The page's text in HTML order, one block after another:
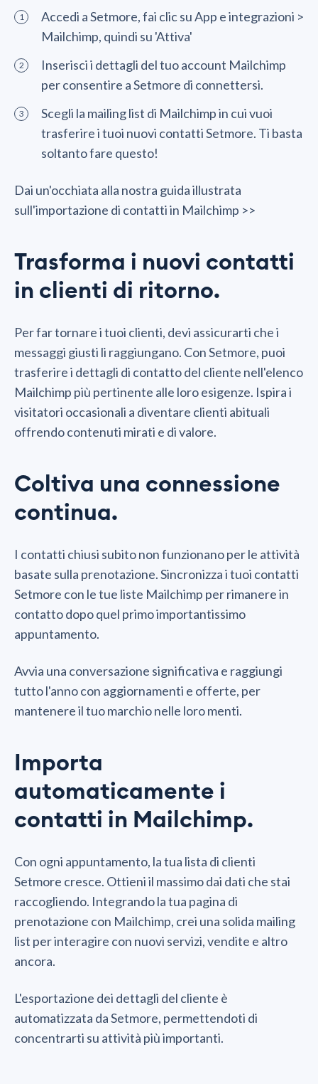
Accedi a Setmore, fai clic su App e integrazioni >
Mailchimp, quindi su 'Attiva'
Inserisci i dettagli del tuo account Mailchimp
per consentire a Setmore di connettersi.
Scegli la mailing list di Mailchimp in cui vuoi
trasferire i tuoi nuovi contatti Setmore. Ti basta
soltanto fare questo!
Dai un'occhiata alla nostra guida illustrata
sull'importazione di contatti in Mailchimp >>
Trasforma i nuovi contatti
in clienti di ritorno.
Per far tornare i tuoi clienti, devi assicurarti che i
messaggi giusti li raggiungano. Con Setmore, puoi
trasferire i dettagli di contatto del cliente nell'elenco
Mailchimp più pertinente alle loro esigenze. Ispira i
visitatori occasionali a diventare clienti abituali
offrendo contenuti mirati e di valore.
Coltiva una connessione
continua.
I contatti chiusi subito non funzionano per le attività
basate sulla prenotazione. Sincronizza i tuoi contatti
Setmore con le tue liste Mailchimp per rimanere in
contatto dopo quel primo importantissimo
appuntamento.
Avvia una conversazione significativa e raggiungi
tutto l'anno con aggiornamenti e offerte, per
mantenere il tuo marchio nelle loro menti.
Importa
automaticamente i
contatti in Mailchimp.
Con ogni appuntamento, la tua lista di clienti
Setmore cresce. Ottieni il massimo dai dati che stai
raccogliendo. Integrando la tua pagina di
prenotazione con Mailchimp, crei una solida mailing
list per interagire con nuovi servizi, vendite e altro
ancora.
L'esportazione dei dettagli del cliente è
automatizzata da Setmore, permettendoti di
concentrarti su attività più importanti.